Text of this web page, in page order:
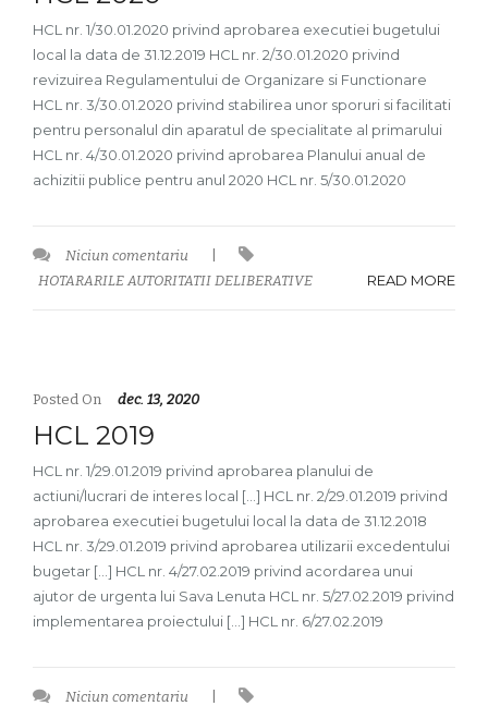
HCL nr. 1/30.01.2020 privind aprobarea executiei bugetului
local la data de 31.12.2019 HCL nr. 2/30.01.2020 privind
revizuirea Regulamentului de Organizare si Functionare
HCL nr. 3/30.01.2020 privind stabilirea unor sporuri si facilitati
pentru personalul din aparatul de specialitate al primarului
HCL nr. 4/30.01.2020 privind aprobarea Planului anual de
achizitii publice pentru anul 2020 HCL nr. 5/30.01.2020
Niciun comentariu
HOTARARILE AUTORITATII DELIBERATIVE
READ MORE
Posted On dec. 13, 2020
HCL 2019
HCL nr. 1/29.01.2019 privind aprobarea planului de
actiuni/lucrari de interes local […] HCL nr. 2/29.01.2019 privind
aprobarea executiei bugetului local la data de 31.12.2018
HCL nr. 3/29.01.2019 privind aprobarea utilizarii excedentului
bugetar […] HCL nr. 4/27.02.2019 privind acordarea unui
ajutor de urgenta lui Sava Lenuta HCL nr. 5/27.02.2019 privind
implementarea proiectului […] HCL nr. 6/27.02.2019
Niciun comentariu